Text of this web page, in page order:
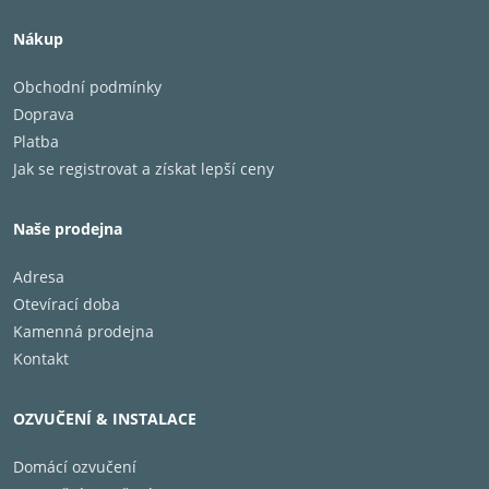
Nákup
Obchodní podmínky
Doprava
Platba
Jak se registrovat a získat lepší ceny
Naše prodejna
Adresa
Otevírací doba
Kamenná prodejna
Kontakt
OZVUČENÍ & INSTALACE
Domácí ozvučení